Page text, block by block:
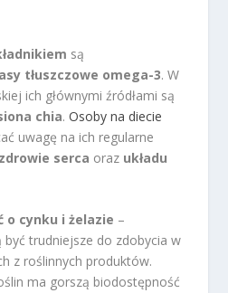
są
tłuszczowe omega-3. W
ich głównymi źródłami są
chia.Osoby na diecie
uwagę na ich regularne
zdrowie serca oraz układu
o cynku i żelazie –
być trudniejsze do zdobycia w
z roślinnych produktów.
ma gorszą biodostępność